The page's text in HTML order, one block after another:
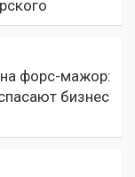
форс-мажор:
бизнес